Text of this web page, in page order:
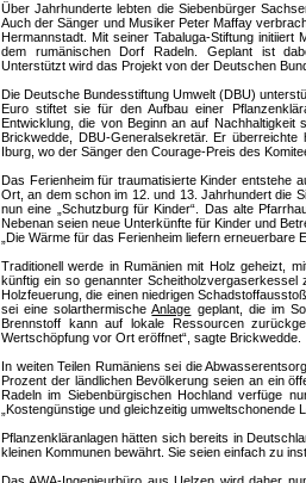
Über Jahrhunderte lebten die Siebenbürger
Auch der Sänger und Musiker Peter Maffay
Hermannstadt. Mit seiner Tabaluga-Stiftung initiiert
dem rumänischen Dorf Radeln. Geplant ist
Unterstützt wird das Projekt von der Deutschen
Die Deutsche Bundesstiftung Umwelt (DBU)
Euro stiftet sie für den Aufbau einer
Entwicklung, die von Beginn an auf
Brickwedde, DBU-Generalsekretär. Er
Iburg, wo der Sänger den Courage-Preis des
Das Ferienheim für traumatisierte Kinder entstehe
Ort, an dem schon im 12. und 13. Jahrhundert die
nun eine „Schutzburg für Kinder“. Das alte
Nebenan seien neue Unterkünfte für Kinder und
„Die Wärme für das Ferienheim liefern erneuerbare
Traditionell werde in Rumänien mit Holz geheizt,
künftig ein so genannter
Holzfeuerung, die einen niedrigen
sei eine solarthermischeAnlage geplant, die im
Brennstoff kann auf lokale Ressourcen
Wertschöpfung vor Ort eröffnet“, sagte Brickwedde.
In weiten Teilen Rumäniens sei die
Prozent der ländlichen Bevölkerung seien an ein
Radeln im Siebenbürgischen Hochland verfüge
„Kostengünstige und gleichzeitig umweltschonende
Pflanzenkläranlagen hätten sich bereits in
kleinen Kommunen bewährt. Sie seien einfach zu